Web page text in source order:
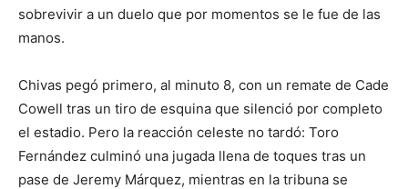
sobrevivir a un duelo que por momentos se le fue de las
manos.
Chivas pegó primero, al minuto 8, con un remate de Cade
Cowell tras un tiro de esquina que silenció por completo
el estadio. Pero la reacción celeste no tardó: Toro
Fernández culminó una jugada llena de toques tras un
pase de Jeremy Márquez, mientras en la tribuna se